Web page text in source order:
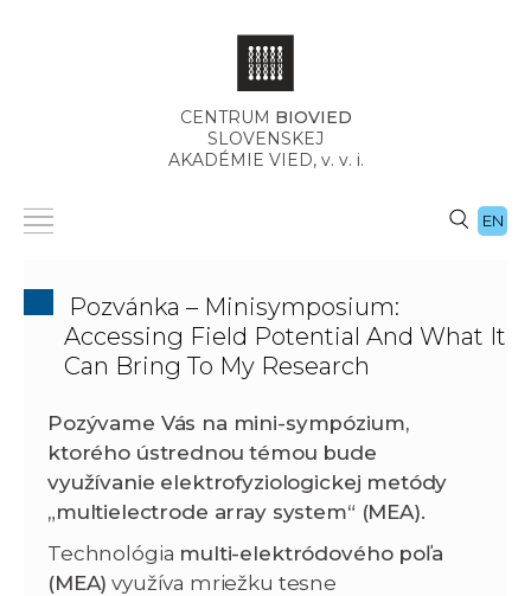
CENTRUM BIOVIED
SLOVENSKEJ
AKADÉMIE VIED, v. v. i.
EN
Pozvánka – Minisymposium:
Accessing Field Potential And What It
Can Bring To My Research
Pozývame Vás na mini-sympózium,
ktorého ústrednou témou bude
využívanie elektrofyziologickej metódy
„multielectrode array system“ (MEA).
Technológia multi-elektródového poľa
(MEA) využíva mriežku tesne